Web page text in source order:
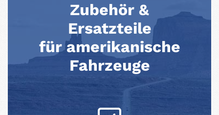
Zubehör &
Ersatzteile
für amerikanische
Fahrzeuge